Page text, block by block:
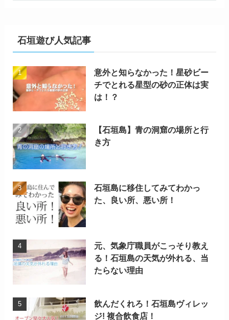
石垣遊び人気記事
意外と知らなかった！星砂ビー
チでとれる星型の砂の正体は実
は！？
【石垣島】青の洞窟の場所と行
き方
石垣島に移住してみてわかっ
た、良い所、悪い所！
元、気象庁職員がこっそり教え
る！石垣島の天気が外れる、当
たらない理由
飲んだくれろ！石垣島ヴィレッ
ジ! 複合飲食店！